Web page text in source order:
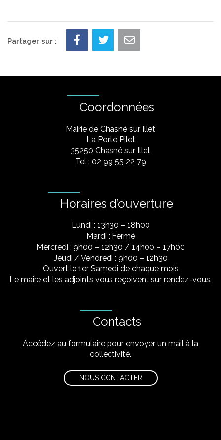
Partager sur :
Coordonnées
Mairie de Chasné sur Illet
La Porte Pilet
35250 Chasné sur Illet
Tel : 02 99 55 22 79
Horaires d’ouverture
Lundi : 13h30 – 18h00
Mardi : Fermé
Mercredi : 9h00 – 12h30 / 14h00 – 17h00
Jeudi / Vendredi : 9h00 – 12h30
Ouvert le 1er Samedi de chaque mois
Le maire et les adjoints vous reçoivent sur rendez-vous.
Contacts
Accédez au formulaire pour envoyer un mail à la
collectivité.
NOUS CONTACTER